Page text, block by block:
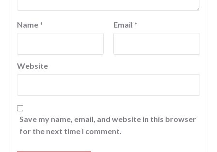
Name * Email *
Website
Save my name, email, and website in this browser
for the next time I comment.